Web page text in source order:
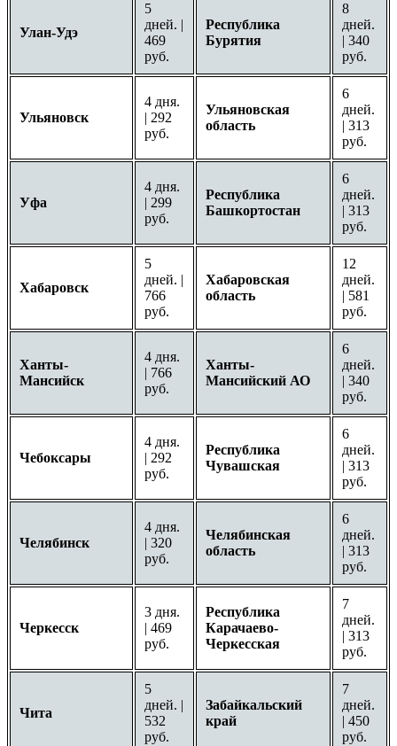
Улан-Удэ
5
дней. |
469
руб.
Республика
Бурятия
8
дней.
| 340
руб.
Ульяновск
4 дня.
| 292
руб.
Ульяновская
область
6
дней.
| 313
руб.
Уфа
4 дня.
| 299
руб.
Республика
Башкортостан
6
дней.
| 313
руб.
Хабаровск
5
дней. |
766
руб.
Хабаровская
область
12
дней.
| 581
руб.
Ханты-
Мансийск
4 дня.
| 766
руб.
Ханты-
Мансийский АО
6
дней.
| 340
руб.
Чебоксары
4 дня.
| 292
руб.
Республика
Чувашская
6
дней.
| 313
руб.
Челябинск
4 дня.
| 320
руб.
Челябинская
область
6
дней.
| 313
руб.
Черкесск
3 дня.
| 469
руб.
Республика
Карачаево-
Черкесская
7
дней.
| 313
руб.
Чита
5
дней. |
532
руб.
Забайкальский
край
7
дней.
| 450
руб.